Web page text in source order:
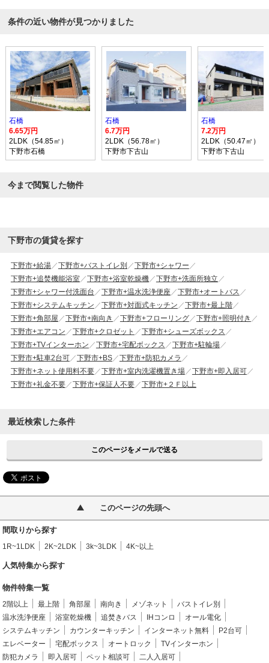
条件の近い物件が見つかりました
石橋
6.65万円
2LDK（54.85㎡）
下野市石橋
石橋
6.7万円
2LDK（56.78㎡）
下野市下古山
石橋
7.2万円
2LDK（50.47㎡）
下野市下古山
今まで閲覧した物件
下野市の賃貸を探す
下野市+給湯 下野市+バストイレ別
下野市+シャワー
下野市+追焚機能浴室
下野市+浴室乾燥機
下野市+洗面所独立
下野市+シャワー付洗面台
下野市+温水洗浄便座
下野市+オートバス
下野市+システムキッチン
下野市+対面式キッチン
下野市+最上階
下野市+角部屋
下野市+南向き 下野市+フローリング
下野市+照明付き
下野市+エアコン
下野市+クロゼット
下野市+シューズボックス
下野市+TVインターホン
下野市+宅配ボックス
下野市+駐輪場
下野市+駐車2台可
下野市+BS
下野市+防犯カメラ
下野市+ネット使用料不要
下野市+室内洗濯機置き場
下野市+即入居可
下野市+礼金不要
下野市+保証人不要 下野市+２Ｆ以上
最近検索した条件
このページをメールで送る
このページの先頭へ
間取りから探す
1R~1LDK 2K~2LDK 3k~3LDK 4K~以上
人気特集から探す
物件特集一覧
2階以上 最上階 角部屋 南向き メゾネット
バストイレ別
温水洗浄便座
浴室乾燥機 追焚きバス IHコンロ
オール電化
システムキッチン
カウンターキッチン インターネット無料
P2台可
エレベーター
宅配ボックス オートロック
TVインターホン
防犯カメラ
即入居可 ペット相談可
二人入居可